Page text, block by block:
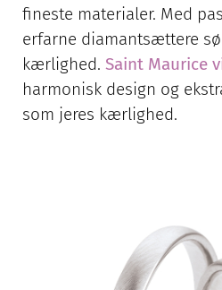
fineste materialer. Med
erfarne diamantsættere
kærlighed. Saint Maurice
harmonisk design og
som jeres kærlighed.